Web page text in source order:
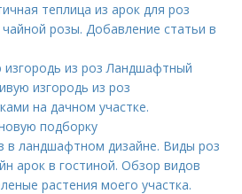
теплица из арок для роз
розы. Добавление статьи в
изгородь из роз Ландшафтный
изгородь из роз
на дачном участке.
подборку
в ландшафтном дизайне. Виды роз
арок в гостиной. Обзор видов
растения моего участка.